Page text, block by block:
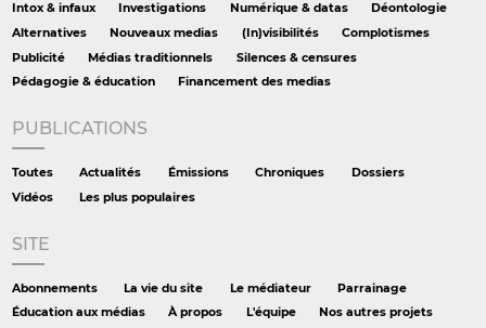
Intox & infaux
Investigations Numérique & datas
Déontologie
Alternatives
Nouveaux medias (In)visibilités
Complotismes
Publicité
Médias traditionnels
Silences & censures
Pédagogie & éducation
Financement des medias
PUBLICATIONS
Toutes Actualités Émissions Chroniques
Dossiers
Vidéos
Les plus populaires
SITE
Abonnements La vie du site Le médiateur
Parrainage
Éducation aux médias
À propos L'équipe
Nos autres projets